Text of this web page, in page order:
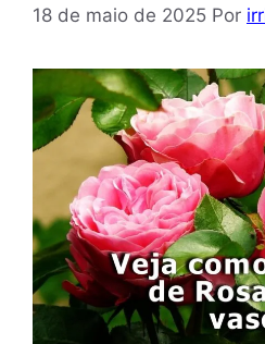
18 de maio de 2025 Por